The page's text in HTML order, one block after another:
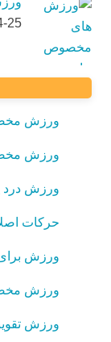
25
ورزش
ورزش
ورزش درد
حرکات
ورزش
ورزش
ورزش